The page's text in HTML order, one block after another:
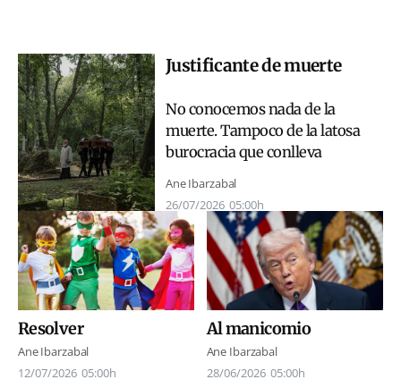
Justificante de muerte
No conocemos nada de la
muerte. Tampoco de la latosa
burocracia que conlleva
Ane Ibarzabal
26/07/2026 05:00h
Resolver
Ane Ibarzabal
12/07/2026 05:00h
Al manicomio
Ane Ibarzabal
28/06/2026 05:00h